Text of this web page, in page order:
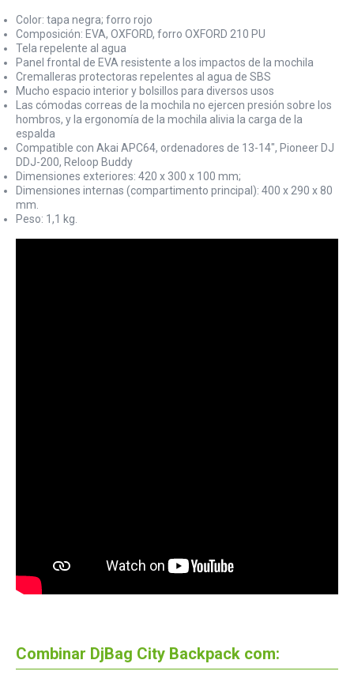
Color: tapa negra; forro rojo
Composición: EVA, OXFORD, forro OXFORD 210 PU
Tela repelente al agua
Panel frontal de EVA resistente a los impactos de la mochila
Cremalleras protectoras repelentes al agua de SBS
Mucho espacio interior y bolsillos para diversos usos
Las cómodas correas de la mochila no ejercen presión sobre los
hombros, y la ergonomía de la mochila alivia la carga de la
espalda
Compatible con Akai APC64, ordenadores de 13-14", Pioneer DJ
DDJ-200, Reloop Buddy
Dimensiones exteriores: 420 x 300 x 100 mm;
Dimensiones internas (compartimento principal): 400 x 290 x 80
mm.
Peso: 1,1 kg.
Combinar DjBag City Backpack com: